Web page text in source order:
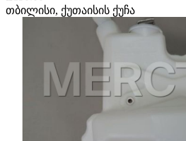
თბილისი, ქუთაისის ქუჩა